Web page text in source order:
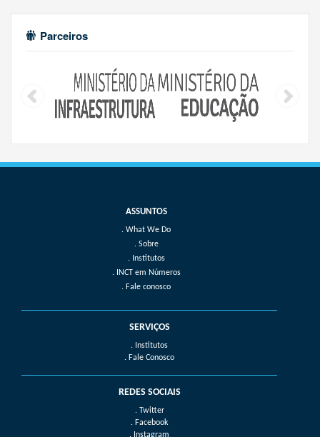
Parceiros
What We Do
Sobre
Institutos
INCT em Números
Fale conosco
SERVIÇOS
. Institutos
. Fale Conosco
REDES SOCIAIS
. Twitter
. Facebook
. Instagram